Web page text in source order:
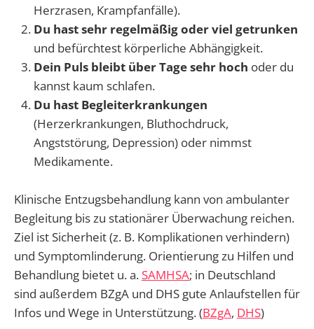
Herzrasen, Krampfanfälle).
Du hast sehr regelmäßig oder viel getrunken
und befürchtest körperliche Abhängigkeit.
Dein Puls bleibt über Tage sehr hoch oder du
kannst kaum schlafen.
Du hast Begleiterkrankungen
(Herzerkrankungen, Bluthochdruck,
Angststörung, Depression) oder nimmst
Medikamente.
Klinische Entzugsbehandlung kann von ambulanter
Begleitung bis zu stationärer Überwachung reichen.
Ziel ist Sicherheit (z. B. Komplikationen verhindern)
und Symptomlinderung. Orientierung zu Hilfen und
Behandlung bietet u. a. SAMHSA; in Deutschland
sind außerdem BZgA und DHS gute Anlaufstellen für
Infos und Wege in Unterstützung. (BZgA, DHS)